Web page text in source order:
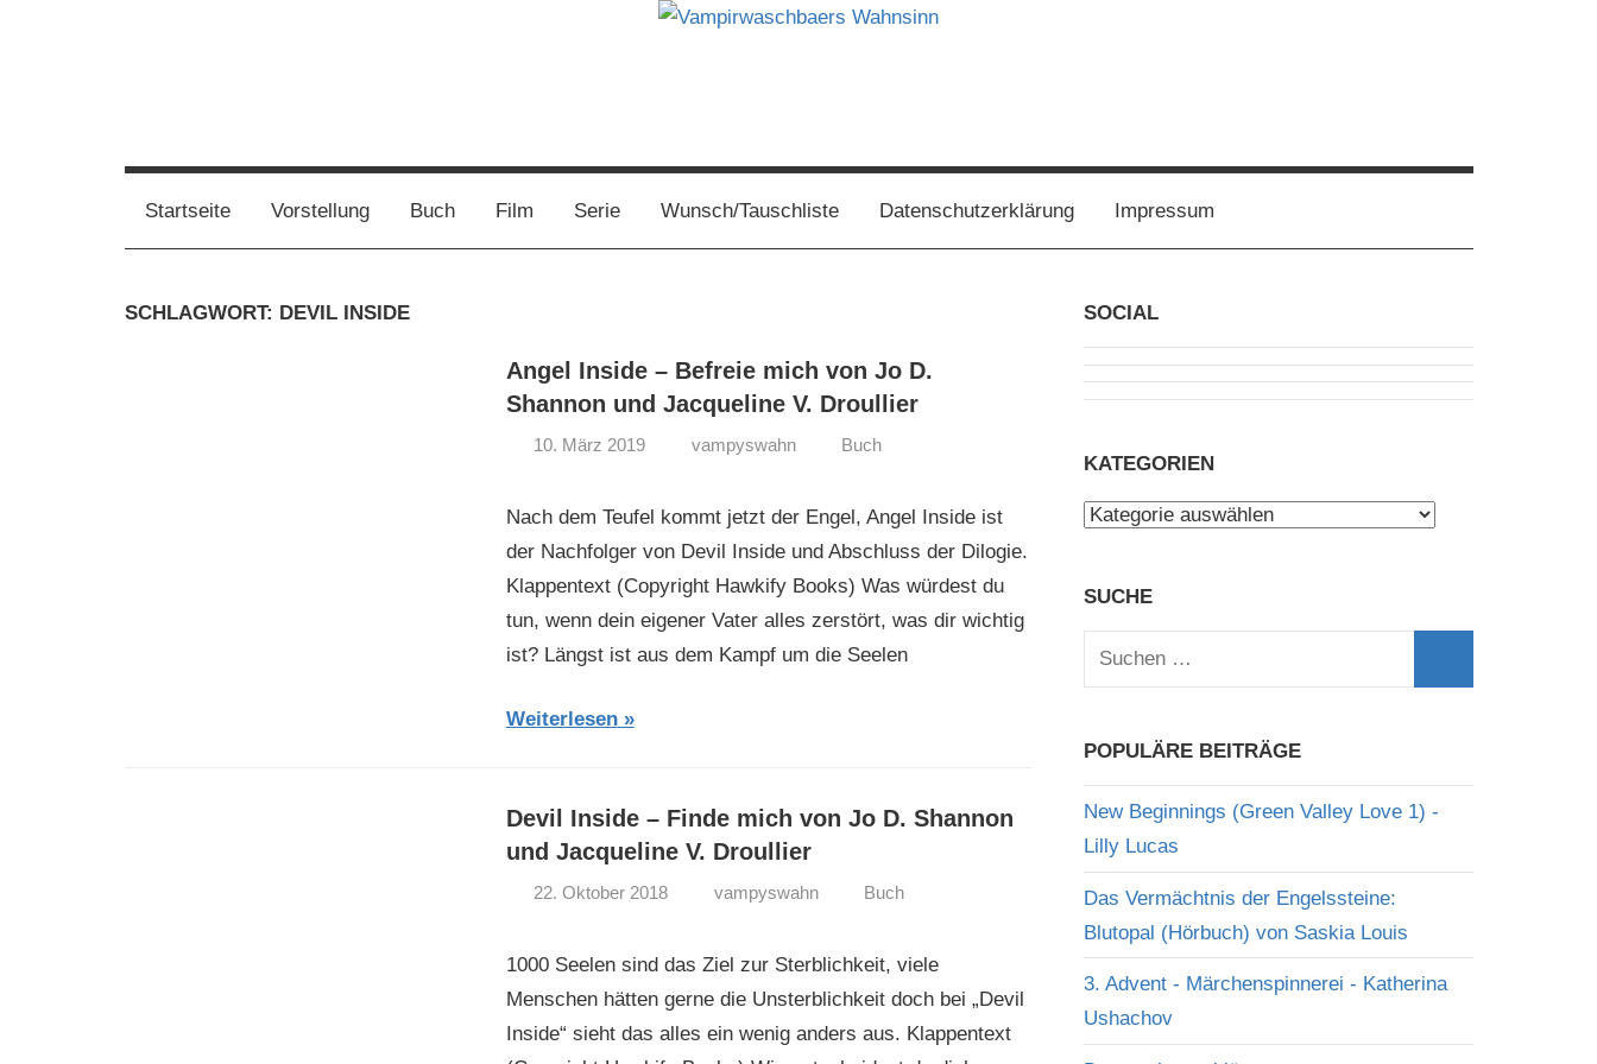
Vampirwaschbaers
Wahnsinn
Bücher,
Events,
Leben
Startseite Vorstellung Buch Film Serie Wunsch/Tauschliste Datenschutzerklärung Impressum
SCHLAGWORT: DEVIL INSIDE
Angel Inside – Befreie mich von Jo D.
Shannon und Jacqueline V. Droullier
10. März 2019 vampyswahn Buch
Nach dem Teufel kommt jetzt der Engel, Angel Inside ist
der Nachfolger von Devil Inside und Abschluss der Dilogie.
Klappentext (Copyright Hawkify Books) Was würdest du
tun, wenn dein eigener Vater alles zerstört, was dir wichtig
ist? Längst ist aus dem Kampf um die Seelen
Weiterlesen
Devil Inside – Finde mich von Jo D. Shannon
und Jacqueline V. Droullier
22. Oktober 2018 vampyswahn Buch
1000 Seelen sind das Ziel zur Sterblichkeit, viele
Menschen hätten gerne die Unsterblichkeit doch bei „Devil
Inside“ sieht das alles ein wenig anders aus. Klappentext
SOCIAL
KATEGORIEN
Kategorien
SUCHE
Suchen
POPULÄRE BEITRÄGE
New Beginnings (Green Valley Love 1) -
Lilly Lucas
Das Vermächtnis der Engelssteine:
Blutopal (Hörbuch) von Saskia Louis
3. Advent - Märchenspinnerei - Katherina
Ushachov